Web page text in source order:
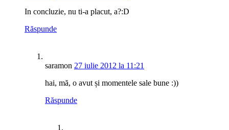
In concluzie, nu ti-a placut, a?:D
Răspunde
saramon 27 iulie 2012 la 11:21
hai, mă, o avut și momentele sale bune :))
Răspunde